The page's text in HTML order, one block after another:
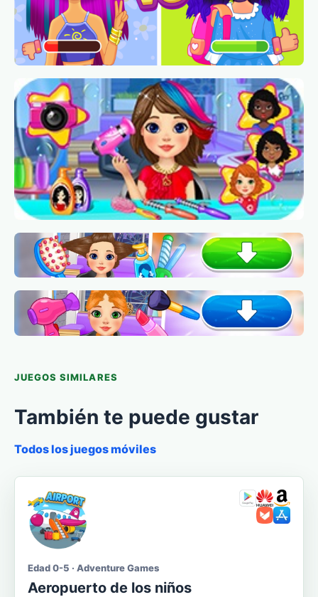
JUEGOS SIMILARES
También te puede gustar
Todos los juegos móviles
Edad 0-5 · Adventure Games
Aeropuerto de los niños